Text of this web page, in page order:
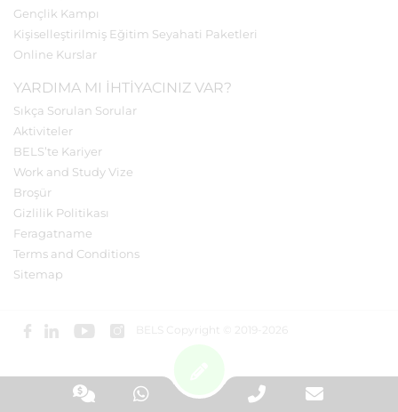
Gençlik Kampı
Kişiselleştirilmiş Eğitim Seyahati Paketleri
Online Kurslar
YARDIMA MI IHTIYACINIZ VAR?
Sıkça Sorulan Sorular
Aktiviteler
BELS’te Kariyer
Work and Study Vize
Broşür
Gizlilik Politikası
Feragatname
Terms and Conditions
Sitemap
BELS Copyright © 2019-2026